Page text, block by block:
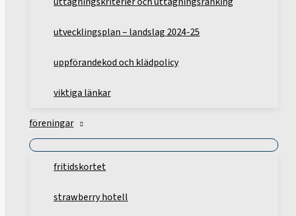
utvecklingsplan – landslag 2024-25
uppförandekod och klädpolicy
viktiga länkar
föreningar
fritidskortet
strawberry hotell